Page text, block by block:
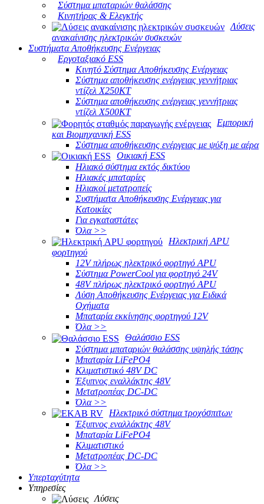
Σύστημα μπαταριών θαλάσσης
Κινητήρας & Ελεγκτής
Λύσεις
ανακαίνισης ηλεκτρικών συσκευών
Συστήματα Αποθήκευσης Ενέργειας
Εργοταξιακό ESS
Κινητό Σύστημα Αποθήκευσης Ενέργειας
Σύστημα αποθήκευσης ενέργειας γεννήτριας
ντίζελ X250KT
Σύστημα αποθήκευσης ενέργειας γεννήτριας
ντίζελ X500KT
Εμπορική
και Βιομηχανική ESS
Σύστημα αποθήκευσης ενέργειας με ψύξη με αέρα
Οικιακή ESS
Ηλιακό σύστημα εκτός δικτύου
Ηλιακές μπαταρίες
Ηλιακοί μετατροπείς
Συστήματα Αποθήκευσης Ενέργειας για
Κατοικίες
Για εγκαταστάτες
Όλα >>
Ηλεκτρική APU
φορτηγού
12V πλήρως ηλεκτρικό φορτηγό APU
Σύστημα PowerCool για φορτηγό 24V
48V πλήρως ηλεκτρικό φορτηγό APU
Λύση Αποθήκευσης Ενέργειας για Ειδικά
Οχήματα
Μπαταρία εκκίνησης φορτηγού 12V
Όλα >>
Θαλάσσιο ESS
Σύστημα μπαταριών θαλάσσης υψηλής τάσης
Μπαταρία LiFePO4
Κλιματιστικό 48V DC
Έξυπνος εναλλάκτης 48V
Μετατροπέας DC-DC
Όλα >>
Ηλεκτρικό σύστημα τροχόσπιτων
Έξυπνος εναλλάκτης 48V
Μπαταρία LiFePO4
Κλιματιστικό
Μετατροπέας DC-DC
Όλα >>
Υπερταχύτητα
Υπηρεσίες
Λύσεις